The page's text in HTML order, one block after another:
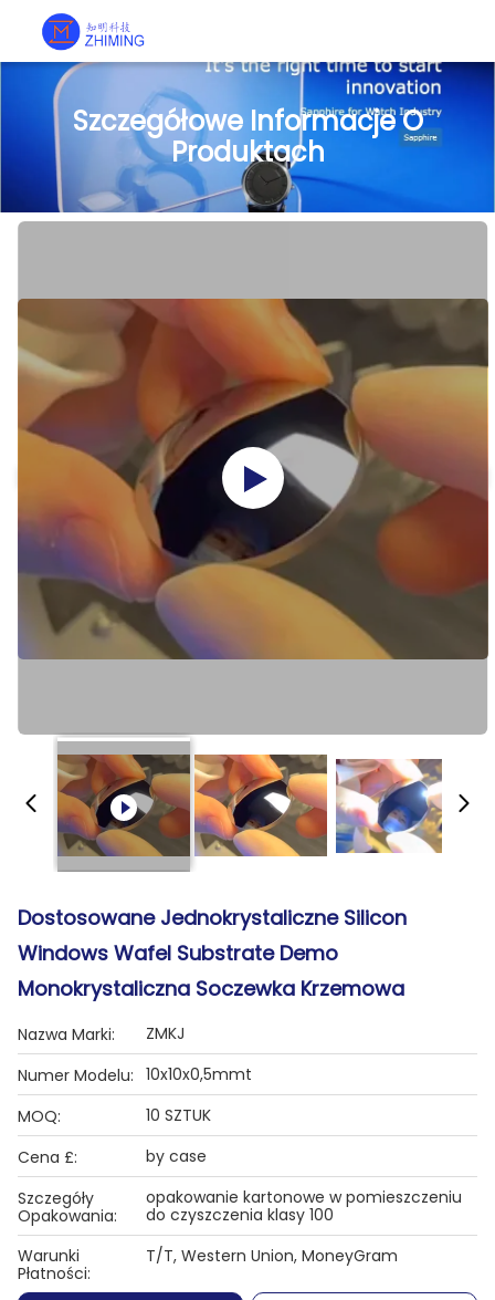
Szczegółowe Informacje O
Produktach
Dostosowane Jednokrystaliczne Silicon
Windows Wafel Substrate Demo
Monokrystaliczna Soczewka Krzemowa
Nazwa Marki:
ZMKJ
Numer Modelu: 10x10x0,5mmt
MOQ:
10 SZTUK
Cena £:
by case
Szczegóły
Opakowania:
opakowanie kartonowe w pomieszczeniu
do czyszczenia klasy 100
Warunki
Płatności:
T/T, Western Union, MoneyGram